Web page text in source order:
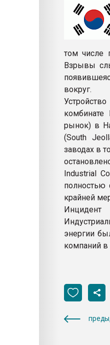
том числе
Взрывы
вокруг.
рынок) в
(South
заводах в
Industrial
полностью
крайней
энергии
компаний